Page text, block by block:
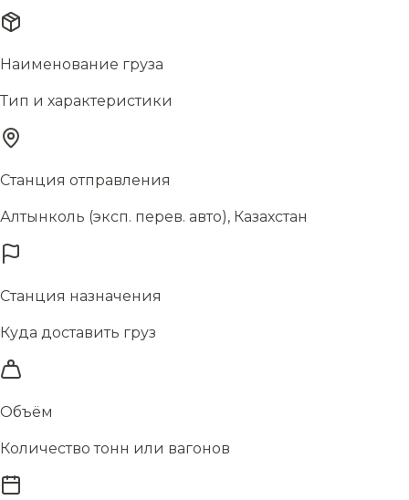
Наименование груза
Тип и характеристики
Станция отправления
Алтынколь (эксп. перев. авто), Казахстан
Станция назначения
Куда доставить груз
Объём
Количество тонн или вагонов